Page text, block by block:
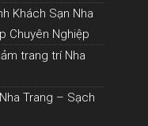
Khách Sạn Nha
Chuyên Nghiệp
trang trí Nha
Trang – Sạch